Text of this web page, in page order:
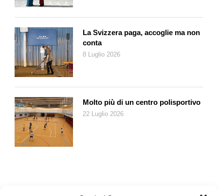
La Svizzera paga, accoglie ma non
conta
8 Luglio 2026
Molto più di un centro polisportivo
22 Luglio 2026